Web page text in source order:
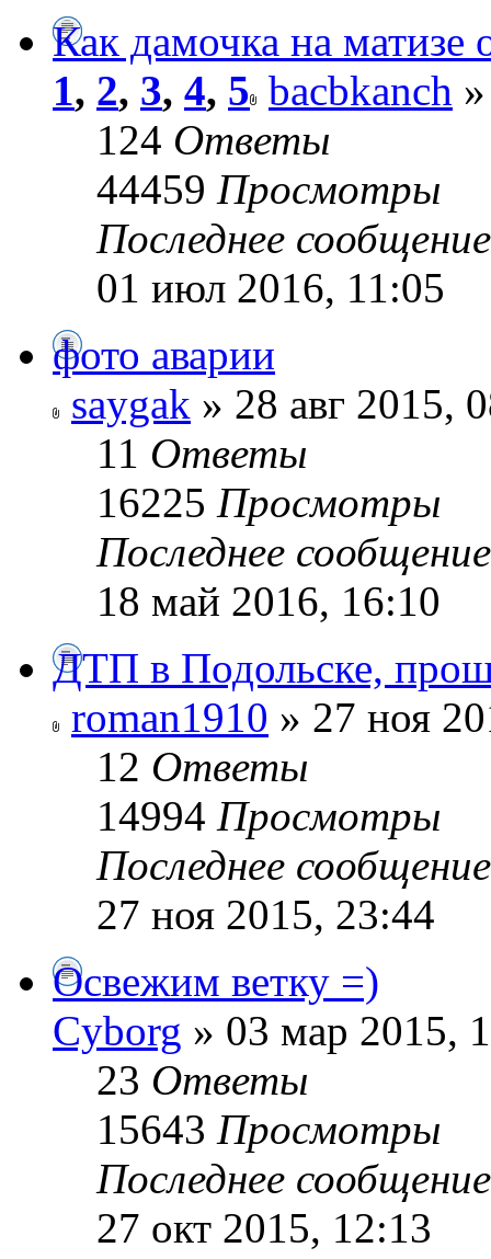
Как дамочка на матизе
1, 2, 3, 4, 5 bacbkanch
124 Ответы
44459 Просмотры
Последнее
01 июл 2016, 11:05
фото аварии
saygak » 28 авг 2015,
11 Ответы
16225 Просмотры
Последнее
18 май 2016, 16:10
ДТП в Подольске,
roman1910 » 27 ноя
12 Ответы
14994 Просмотры
Последнее
27 ноя 2015, 23:44
Освежим ветку =)
Cyborg » 03 мар 2015,
23 Ответы
15643 Просмотры
Последнее
27 окт 2015, 12:13